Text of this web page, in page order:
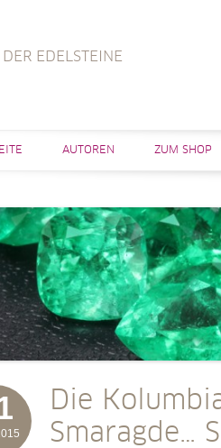
EDELSTEINE
AUTOREN ZUM SHOP
Die
Smaragde…